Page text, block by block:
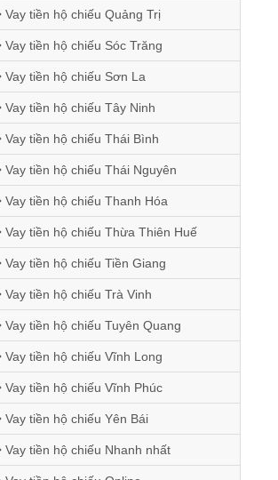
Vay tiền hộ chiếu Quảng Trị
Vay tiền hộ chiếu Sóc Trăng
Vay tiền hộ chiếu Sơn La
Vay tiền hộ chiếu Tây Ninh
Vay tiền hộ chiếu Thái Bình
Vay tiền hộ chiếu Thái Nguyên
Vay tiền hộ chiếu Thanh Hóa
Vay tiền hộ chiếu Thừa Thiên Huế
Vay tiền hộ chiếu Tiền Giang
Vay tiền hộ chiếu Trà Vinh
Vay tiền hộ chiếu Tuyên Quang
Vay tiền hộ chiếu Vĩnh Long
Vay tiền hộ chiếu Vĩnh Phúc
Vay tiền hộ chiếu Yên Bái
Vay tiền hộ chiếu Nhanh nhất